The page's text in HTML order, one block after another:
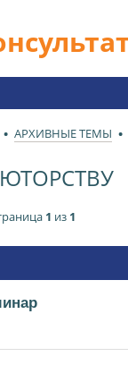
АРХИВНЫЕ ТЕМЫ
1 из 1